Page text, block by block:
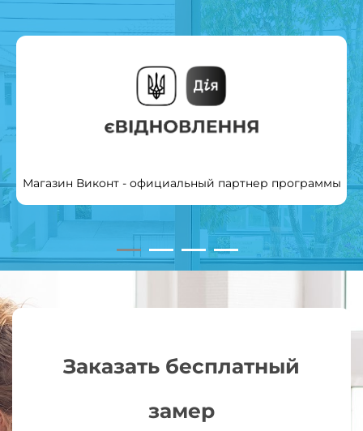
Магазин Виконт - официальный партнер программы
Заказать бесплатный
замер